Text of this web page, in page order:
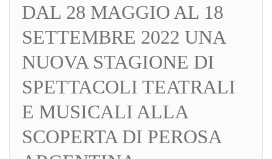
DAL 28 MAGGIO AL 18
SETTEMBRE 2022 UNA
NUOVA STAGIONE DI
SPETTACOLI TEATRALI
E MUSICALI ALLA
SCOPERTA DI PEROSA